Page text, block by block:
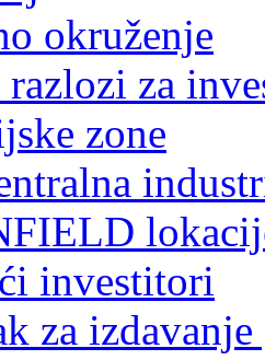
okruženje
za
zone
investitori
za